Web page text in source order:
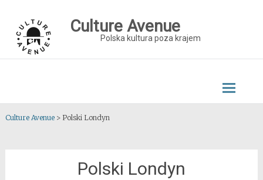
content
Culture Avenue
Polska kultura poza krajem
Culture Avenue> Polski Londyn
Polski Londyn